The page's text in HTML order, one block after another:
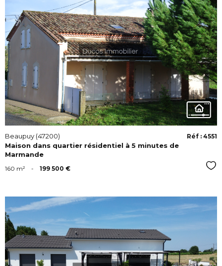
VOIR
Beaupuy (47200)
Maison dans quartier résidentiel à 5 minutes de
Marmande
Réf : 4551
160 m² - 199 500 €